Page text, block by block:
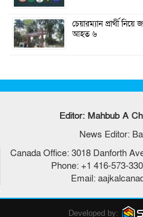
চেয়ারম্যান প্রার্থী
আহত ৬
Editor: Mahbub A
News Editor:
Canada Office: 3018 Danforth
Phone: +1 416-573-
Email:
Developed by: